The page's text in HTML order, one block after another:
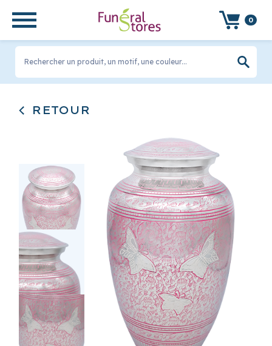
0
Rechercher un produit, un motif, une couleur...
RETOUR